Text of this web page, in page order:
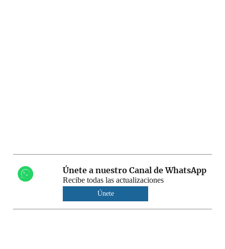
Únete a nuestro Canal de WhatsApp
Recibe todas las actualizaciones
Únete